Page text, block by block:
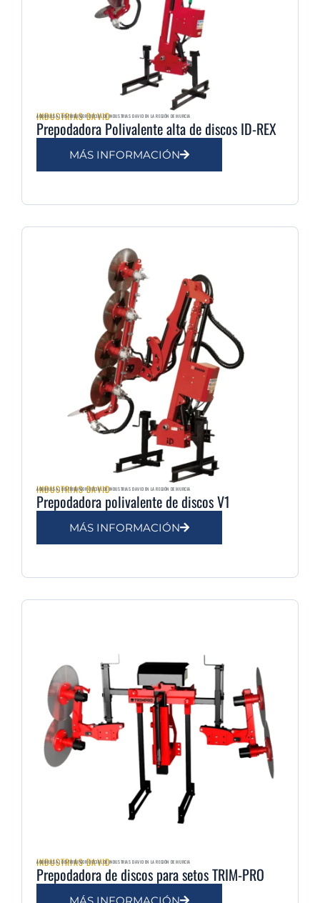
INDUSTRIAS DAVID
AGRIMULSA | DISTRIBUIDOR OFICIAL DE INDUSTRIAS DAVID EN LA REGIÓN DE MURCIA
Prepodadora Polivalente alta de discos ID-REX
MÁS INFORMACIÓN
INDUSTRIAS DAVID
AGRIMULSA | DISTRIBUIDOR OFICIAL DE INDUSTRIAS DAVID EN LA REGIÓN DE MURCIA
Prepodadora polivalente de discos V1
MÁS INFORMACIÓN
INDUSTRIAS DAVID
AGRIMULSA | DISTRIBUIDOR OFICIAL DE INDUSTRIAS DAVID EN LA REGIÓN DE MURCIA
Prepodadora de discos para setos TRIM-PRO